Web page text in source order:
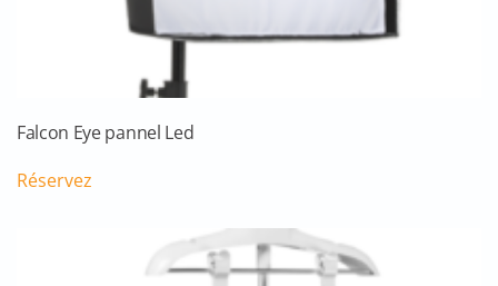
Falcon Eye pannel Led
Réservez